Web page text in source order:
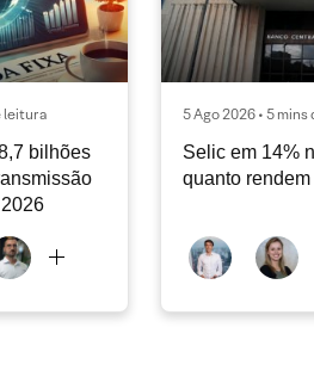
leitura
bilhões
5 Ago 2026 • 5
Selic em 14%
quanto